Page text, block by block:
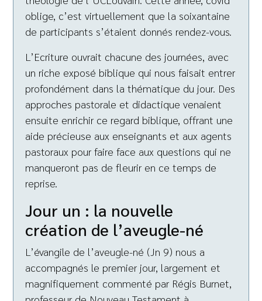
oblige, c’est virtuellement que la soixantaine
de participants s’étaient donnés rendez-vous.
L’Ecriture ouvrait chacune des journées, avec
un riche exposé biblique qui nous faisait entrer
profondément dans la thématique du jour. Des
approches pastorale et didactique venaient
ensuite enrichir ce regard biblique, offrant une
aide précieuse aux enseignants et aux agents
pastoraux pour faire face aux questions qui ne
manqueront pas de fleurir en ce temps de
reprise.
Jour un : la nouvelle
création de l’aveugle-né
L’évangile de l’aveugle-né (Jn 9) nous a
accompagnés le premier jour, largement et
magnifiquement commenté par Régis Burnet,